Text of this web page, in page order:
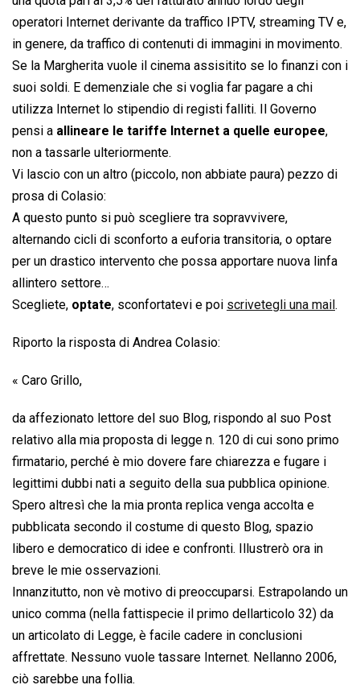
operatori Internet derivante da traffico IPTV, streaming TV e,
in genere, da traffico di contenuti di immagini in movimento.
Se la Margherita vuole il cinema assisitito se lo finanzi con i
suoi soldi. E demenziale che si voglia far pagare a chi
utilizza Internet lo stipendio di registi falliti. Il Governo
pensi a allineare le tariffe Internet a quelle europee,
non a tassarle ulteriormente.
Vi lascio con un altro (piccolo, non abbiate paura) pezzo di
prosa di Colasio:
A questo punto si può scegliere tra sopravvivere,
alternando cicli di sconforto a euforia transitoria, o optare
per un drastico intervento che possa apportare nuova linfa
allintero settore…
Scegliete, optate, sconfortatevi e poi scrivetegli una mail .
Riporto la risposta di Andrea Colasio:
« Caro Grillo,
da affezionato lettore del suo Blog, rispondo al suo Post
relativo alla mia proposta di legge n. 120 di cui sono primo
firmatario, perché è mio dovere fare chiarezza e fugare i
legittimi dubbi nati a seguito della sua pubblica opinione.
Spero altresì che la mia pronta replica venga accolta e
pubblicata secondo il costume di questo Blog, spazio
libero e democratico di idee e confronti. Illustrerò ora in
breve le mie osservazioni.
Innanzitutto, non vè motivo di preoccuparsi. Estrapolando un
unico comma (nella fattispecie il primo dellarticolo 32) da
un articolato di Legge, è facile cadere in conclusioni
affrettate. Nessuno vuole tassare Internet. Nellanno 2006,
ciò sarebbe una follia.